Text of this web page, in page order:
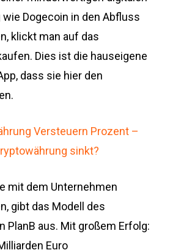
wie Dogecoin in den Abfluss
klickt man auf das
Dies ist die hauseigene
dass sie hier den
Versteuern Prozent –
sinkt?
mit dem Unternehmen
gibt das Modell des
PlanB aus. Mit großem Erfolg:
Euro